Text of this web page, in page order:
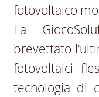
fotovoltaico
La
brevettato
fotovoltaici
tecnologia di